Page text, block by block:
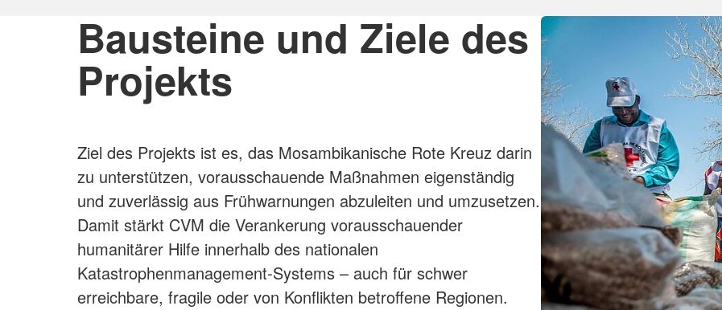
Bausteine und Ziele des
Projekts
Ziel des Projekts ist es, das Mosambikanische Rote Kreuz darin
zu unterstützen, vorausschauende Maßnahmen eigenständig
und zuverlässig aus Frühwarnungen abzuleiten und umzusetzen.
Damit stärkt CVM die Verankerung vorausschauender
humanitärer Hilfe innerhalb des nationalen
Katastrophenmanagement-Systems – auch für schwer
erreichbare, fragile oder von Konflikten betroffene Regionen.